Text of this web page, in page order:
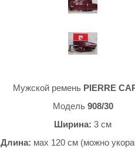
Мужской ремень PIERRE
Модель908/30
Ширина: 3 см
Длина: мах 120 см (можно